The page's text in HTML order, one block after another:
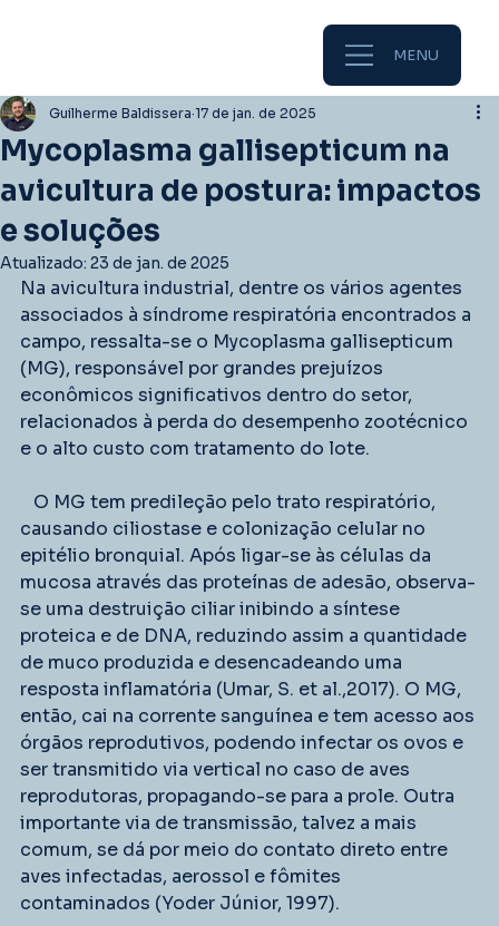
MENU
Mycoplasma gallisepticum na
avicultura de postura: impactos
e soluções
Guilherme Baldissera 17 de jan. de 2025
Atualizado: 23 de jan. de 2025
Na avicultura industrial, dentre os vários agentes
associados à síndrome respiratória encontrados a
campo, ressalta-se o Mycoplasma gallisepticum
(MG), responsável por grandes prejuízos
econômicos significativos dentro do setor,
relacionados à perda do desempenho zootécnico
e o alto custo com tratamento do lote.
causando ciliostase e colonização celular no
epitélio bronquial. Após ligar-se às células da
mucosa através das proteínas de adesão, observa-
se uma destruição ciliar inibindo a síntese
proteica e de DNA, reduzindo assim a quantidade
de muco produzida e desencadeando uma
resposta inflamatória (Umar, S. et al.,2017). O MG,
então, cai na corrente sanguínea e tem acesso aos
órgãos reprodutivos, podendo infectar os ovos e
ser transmitido via vertical no caso de aves
reprodutoras, propagando-se para a prole. Outra
importante via de transmissão, talvez a mais
comum, se dá por meio do contato direto entre
aves infectadas, aerossol e fômites
contaminados (Yoder Júnior, 1997).